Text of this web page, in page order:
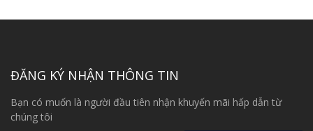
ĐĂNG KÝ NHẬN THÔNG TIN
Bạn có muốn là người đầu tiên nhận khuyến mãi hấp dẫn từ
chúng tôi